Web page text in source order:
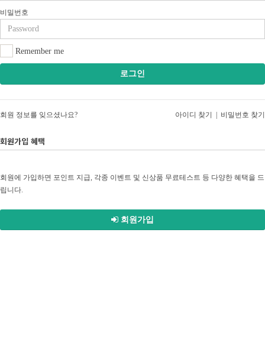
비밀번호
Remember me
로그인
회원 정보를 잊으셨나요? 아이디 찾기 비밀번호 찾기
회원가입 혜택
회원에 가입하면 포인트 지급, 각종 이벤트 및 신상품 무료테스트 등 다양한 혜택을 드
립니다.
회원가입